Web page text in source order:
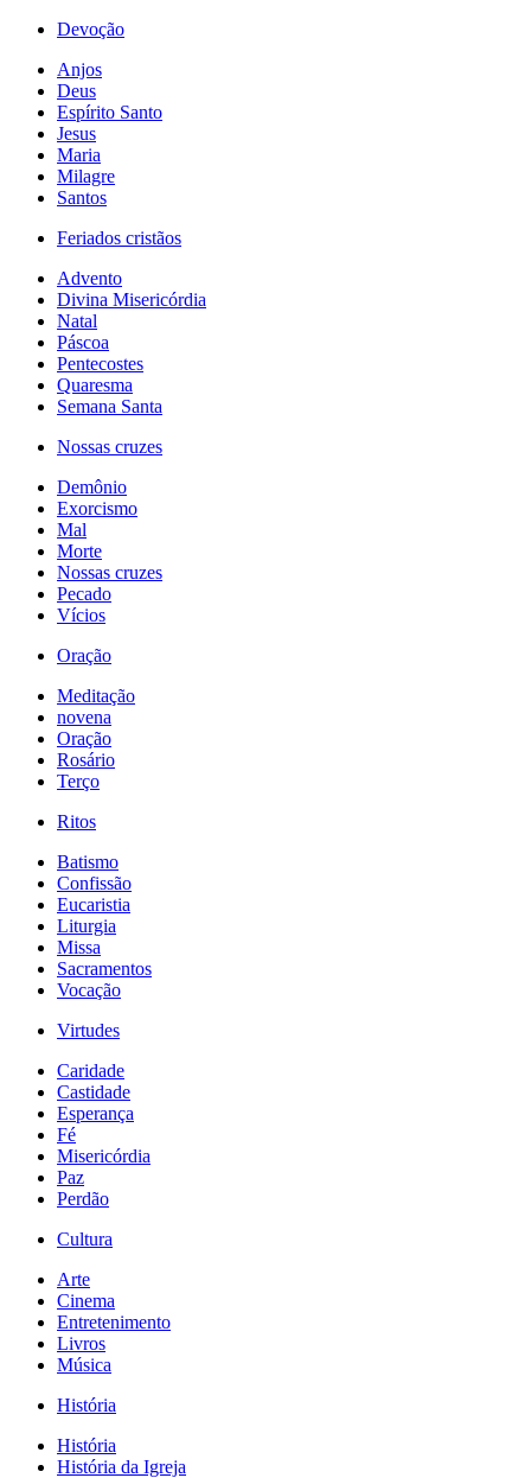
Devoção
Anjos
Deus
Espírito Santo
Jesus
Maria
Milagre
Santos
Feriados cristãos
Advento
Divina Misericórdia
Natal
Páscoa
Pentecostes
Quaresma
Semana Santa
Nossas cruzes
Demônio
Exorcismo
Mal
Morte
Nossas cruzes
Pecado
Vícios
Oração
Meditação
novena
Oração
Rosário
Terço
Ritos
Batismo
Confissão
Eucaristia
Liturgia
Missa
Sacramentos
Vocação
Virtudes
Caridade
Castidade
Esperança
Fé
Misericórdia
Paz
Perdão
Cultura
Arte
Cinema
Entretenimento
Livros
Música
História
História
História da Igreja